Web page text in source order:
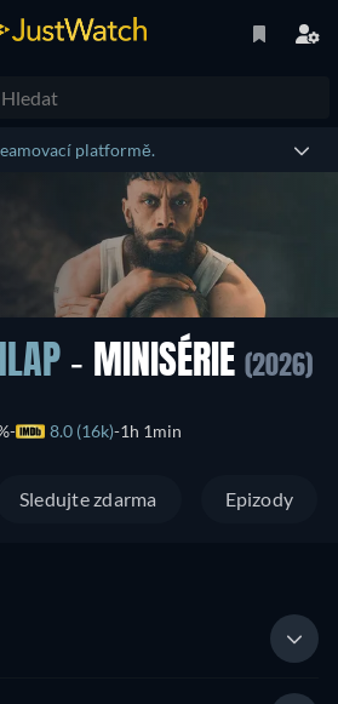
platformě.
- MINISÉRIE (2026)
8.0 (16k) 1h 1min
Sledujte zdarma Epizody